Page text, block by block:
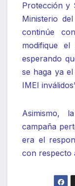
Protección y
Ministerio
continúe
modifique el
esperando
se haga ya
IMEI
Asimismo,
campaña
era el
con respecto